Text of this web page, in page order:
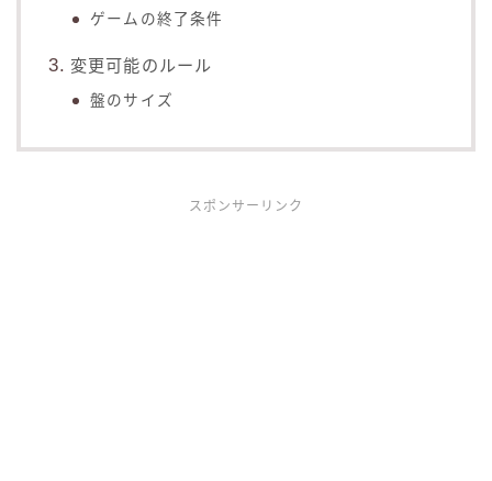
ゲームの終了条件
変更可能のルール
盤のサイズ
スポンサーリンク